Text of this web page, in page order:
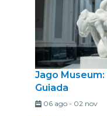
Jago
Guiada
06 ago- 02 nov